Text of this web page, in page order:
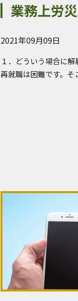
業務上労
2021年09月09日
１．どういう場合に
再就職は困難です。